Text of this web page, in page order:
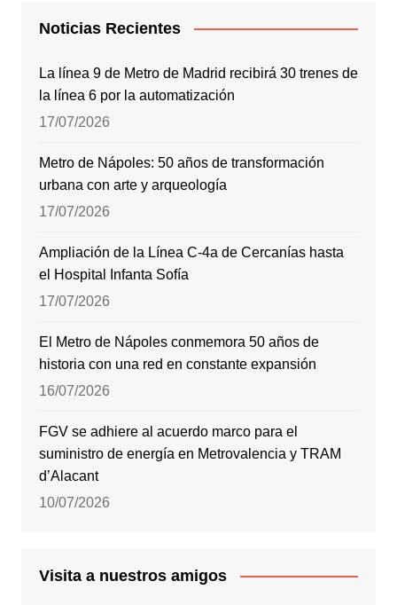
Noticias Recientes
La línea 9 de Metro de Madrid recibirá 30 trenes de
la línea 6 por la automatización
17/07/2026
Metro de Nápoles: 50 años de transformación
urbana con arte y arqueología
17/07/2026
Ampliación de la Línea C-4a de Cercanías hasta
el Hospital Infanta Sofía
17/07/2026
El Metro de Nápoles conmemora 50 años de
historia con una red en constante expansión
16/07/2026
FGV se adhiere al acuerdo marco para el
suministro de energía en Metrovalencia y TRAM
d’Alacant
10/07/2026
Visita a nuestros amigos